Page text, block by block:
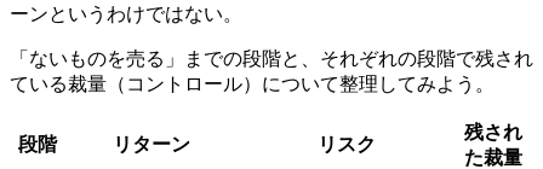
ーンというわけではない。
「ないものを売る」までの段階と、それぞれの段階で残され
ている裁量（コントロール）について整理してみよう。
段階 リターン リスク
残され
た裁量